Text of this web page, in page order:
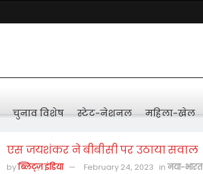
चुनाव विशेष स्टेट-नेशनल महिला-खेल
एस जयशंकर ने बीबीसी पर उठाया सवाल
byब्लिट्ज़ इंडिया February 24, 2023 in नया-भारत